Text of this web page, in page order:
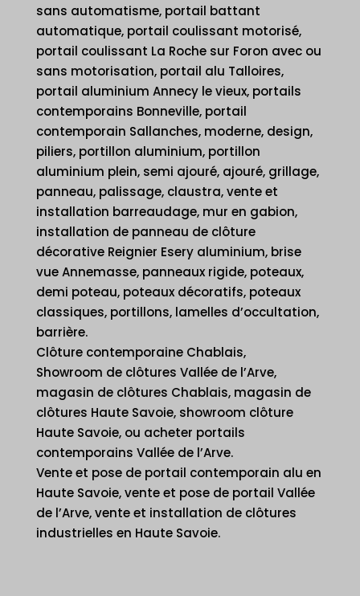
sans automatisme, portail battant
automatique, portail coulissant motorisé,
portail coulissant La Roche sur Foron avec ou
sans motorisation, portail alu Talloires,
portail aluminium Annecy le vieux, portails
contemporains Bonneville, portail
contemporain Sallanches, moderne, design,
piliers, portillon aluminium, portillon
aluminium plein, semi ajouré, ajouré, grillage,
panneau, palissage, claustra, vente et
installation barreaudage, mur en gabion,
installation de panneau de clôture
décorative Reignier Esery aluminium, brise
vue Annemasse, panneaux rigide, poteaux,
demi poteau, poteaux décoratifs, poteaux
classiques, portillons, lamelles d’occultation,
barrière.
Clôture contemporaine Chablais,
Showroom de clôtures Vallée de l’Arve,
magasin de clôtures Chablais, magasin de
clôtures Haute Savoie, showroom clôture
Haute Savoie, ou acheter portails
contemporains Vallée de l’Arve.
Vente et pose de portail contemporain alu en
Haute Savoie, vente et pose de portail Vallée
de l’Arve, vente et installation de clôtures
industrielles en Haute Savoie.